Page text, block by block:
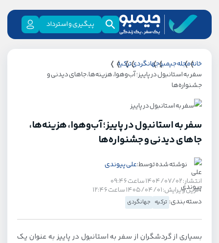
پیگیری و استرداد
خانهمجله جیمبوجهانگردیترکیه
سفر به استانبول در پاییز؛ آب‌وهوا، هزینه‌ها، جاهای دیدنی و
جشنواره‌ها
سفر به استانبول در پاییز؛ آب‌وهوا، هزینه‌ها،
جاهای دیدنی و جشنواره‌ها
نوشته شده توسط:علی پیوندی
انتشار: ۱۴۰۴/۰۷/۰۲ ساعت ۰۹:۴۶
آخرین ویرایش: ۱۴۰۵/۰۴/۰۱ ساعت ۱۲:۴۶
دسته بندی: ترکیه جهانگردی
بسیاری از گردشگران از سفر به استانبول در پاییز به عنوان یک